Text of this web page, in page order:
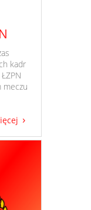
kadr
meczu